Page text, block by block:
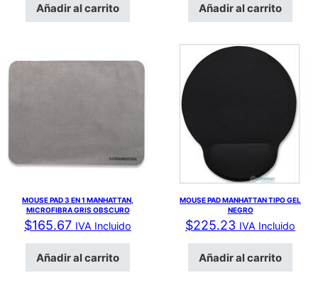
Añadir al carrito Añadir al carrito
MOUSE PAD 3 EN 1 MANHATTAN,
MICROFIBRA GRIS OBSCURO
$165.67 IVA Incluido
Añadir al carrito
MOUSE PAD MANHATTAN TIPO GEL
NEGRO
$225.23 IVA Incluido
Añadir al carrito